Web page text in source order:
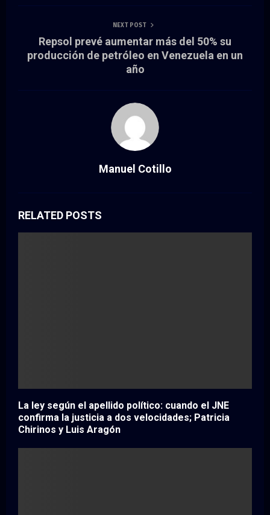
NEXT POST
Repsol prevé aumentar más del 50% su
producción de petróleo en Venezuela en un
año
Manuel Cotillo
RELATED POSTS
La ley según el apellido político: cuando el JNE
confirma la justicia a dos velocidades; Patricia
Chirinos y Luis Aragón